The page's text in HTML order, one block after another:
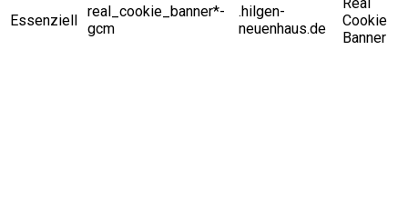
Essenziell
real_cookie_banner*-
gcm
.hilgen-
neuenhaus.de
Cookie
Banner